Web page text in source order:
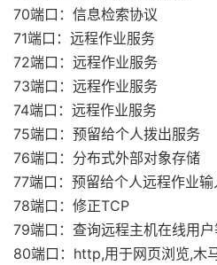
70端口：信息检索协议
71端口：远程作业服务
72端口：远程作业服务
73端口：远程作业服务
74端口：远程作业服务
75端口：预留给个人拨出服务
76端口：分布式外部对象存储
77端口：预留给个人远程作业
78端口：修正TCP
79端口：查询远程主机在线用
80端口：http,用于网页浏览,木